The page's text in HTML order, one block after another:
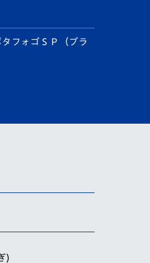
フォゴＳＰ（ブラ
)